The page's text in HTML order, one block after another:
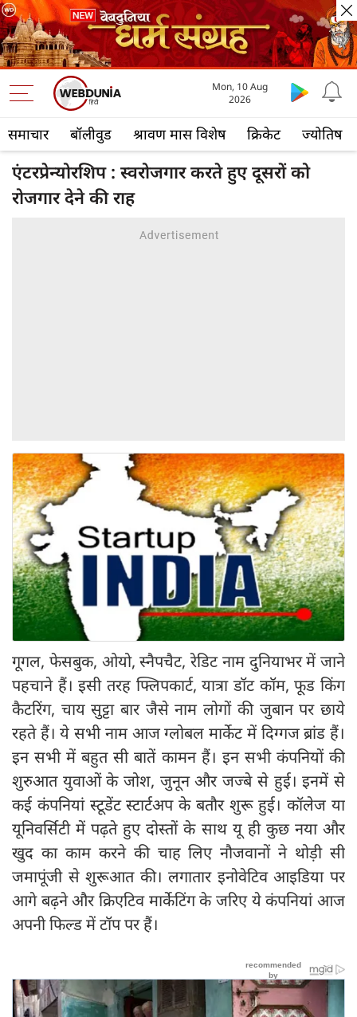
समाचार बॉलीवुड श्रावण मास विशेष क्रिकेट ज्योतिष
Mon, 10 Aug
2026
एंटरप्रेन्योरशिप : स्वरोजगार करते हुए दूसरों को
रोजगार देने की राह
गूगल, फेसबुक, ओयो, स्नैपचैट, रेडिट नाम दुनियाभर में जाने
पहचाने हैं। इसी तरह फ्लिपकार्ट, यात्रा डॉट कॉम, फूड किंग
कैटरिंग, चाय सुट्टा बार जैसे नाम लोगों की जुबान पर छाये
रहते हैं। ये सभी नाम आज ग्लोबल मार्केट में दिग्गज ब्रांड हैं।
इन सभी में बहुत सी बातें कामन हैं। इन सभी कंपनियों की
शुरुआत युवाओं के जोश, जुनून और जज्बे से हुई। इनमें से
कई कंपनियां स्टूडेंट स्टार्टअप के बतौर शुरू हुई। कॉलेज या
यूनिवर्सिटी में पढ़ते हुए दोस्तों के साथ यू ही कुछ नया और
खुद का काम करने की चाह लिए नौजवानों ने थोड़ी सी
जमापूंजी से शुरूआत की। लगातार इनोवेटिव आइडिया पर
आगे बढ़ने और क्रिएटिव मार्केटिंग के जरिए ये कंपनियां आज
अपनी फिल्‍ड में टॉप पर हैं।